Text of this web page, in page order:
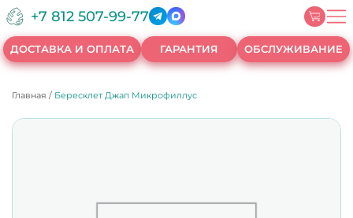
+7 812 507-99-77
ДОСТАВКА И ОПЛАТА ГАРАНТИЯ ОБСЛУЖИВАНИЕ
Главная / Бересклет Джап Микрофиллус